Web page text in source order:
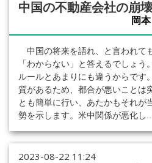
中国の不動産会社の崩
岡
中国の将来を語れ、と言われて
「わからない」と答えるでしょ
ルールとあまりにも違うからです
質があるため、都合が悪いことは
とも簡単に行い、あたかもそれが
勢を示します。米中関係が悪化し...
2023-08-22 11:24